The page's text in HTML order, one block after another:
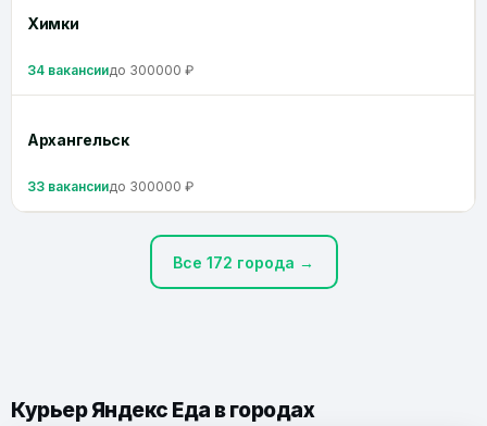
Химки
34 вакансиидо 300000 ₽
Архангельск
33 вакансиидо 300000 ₽
Все 172 города →
Курьер Яндекс Еда в городах